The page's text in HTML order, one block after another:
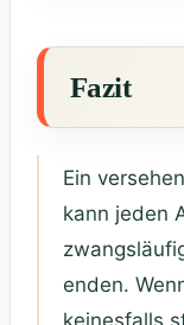
Fazit
Ein
kann jeden
enden.
keinesfalls